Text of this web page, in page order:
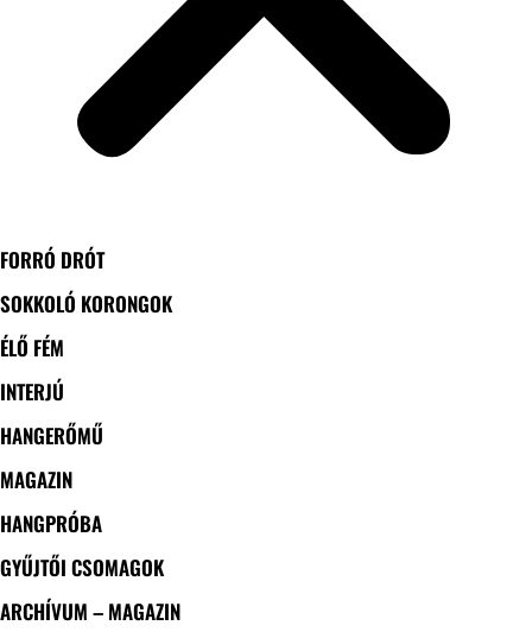
FORRÓ DRÓT
SOKKOLÓ KORONGOK
ÉLŐ FÉM
INTERJÚ
HANGERŐMŰ
MAGAZIN
HANGPRÓBA
GYŰJTŐI CSOMAGOK
ARCHÍVUM – MAGAZIN